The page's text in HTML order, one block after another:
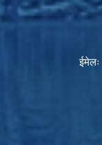
ईमेलः